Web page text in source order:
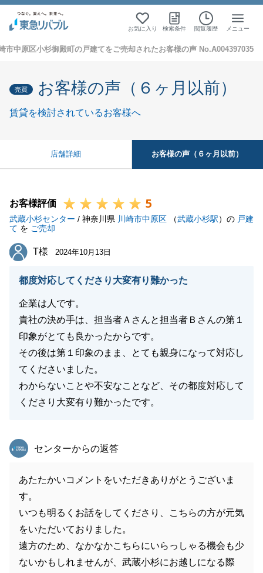
お気に入り 検索条件 閲覧履歴 メニュー
市中原区小杉御殿町の戸建てをご売却されたお客様の声 No.A004397035
売買 お客様の声（６ヶ月以前）
賃貸を検討されているお客様へ
店舗詳細 お客様の声（６ヶ月以前）
お客様評価 5
武蔵小杉センター / 神奈川県 川崎市中原区 （武蔵小杉駅）の 戸建
て を ご売却
T様
T様 2024年10月13日
都度対応してくださり大変有り難かった
企業は人です。
貴社の決め手は、担当者Ａさんと担当者Ｂさんの第１
印象がとても良かったからです。
その後は第１印象のまま、とても親身になって対応し
てくださいました。
わからないことや不安なことなど、その都度対応して
くださり大変有り難かったです。
東急リバブル
センターからの返答
あたたかいコメントをいただきありがとうございま
す。
いつも明るくお話をしてくださり、こちらの方が元気
をいただいておりました。
遠方のため、なかなかこちらにいらっしゃる機会も少
ないかもしれませんが、武蔵小杉にお越しになる際